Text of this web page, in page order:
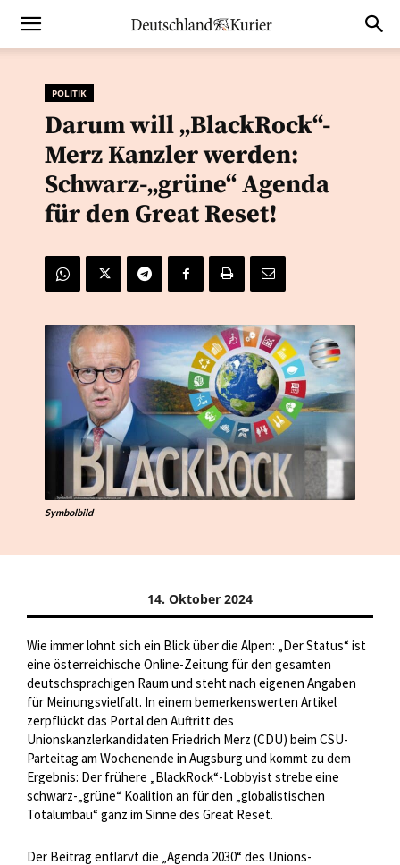
POLITIK
Darum will „BlackRock“-
Merz Kanzler werden:
Schwarz-„grüne“ Agenda
für den Great Reset!
Symbolbild
14. Oktober 2024
Wie immer lohnt sich ein Blick über die Alpen: „Der Status“ ist
eine österreichische Online-Zeitung für den gesamten
deutschsprachigen Raum und steht nach eigenen Angaben
für Meinungsvielfalt. In einem bemerkenswerten Artikel
zerpflückt das Portal den Auftritt des
Unionskanzlerkandidaten Friedrich Merz (CDU) beim CSU-
Parteitag am Wochenende in Augsburg und kommt zu dem
Ergebnis: Der frühere „BlackRock“-Lobbyist strebe eine
schwarz-„grüne“ Koalition an für den „globalistischen
Totalumbau“ ganz im Sinne des Great Reset.
Der Beitrag entlarvt die „Agenda 2030“ des Unions-